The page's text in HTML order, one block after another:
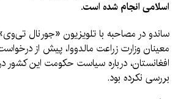
اسلامی انجام شده است.
ساندو در مصاحبه با تلویزیون «جورنال
معینان وزارت زراعت مالدووا، پیش از
افغانستان، درباره سیاست حکومت این کشور
بررسی نکرده بود.